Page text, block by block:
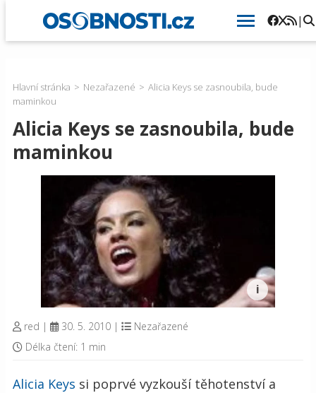
|
Hlavní stránka Nezařazené
Alicia Keys se zasnoubila, bude
maminkou
Alicia Keys se zasnoubila, bude
maminkou
red | 30. 5. 2010 |
Nezařazené
Délka čtení: 1 min
Alicia Keys si poprvé vyzkouší těhotenství a